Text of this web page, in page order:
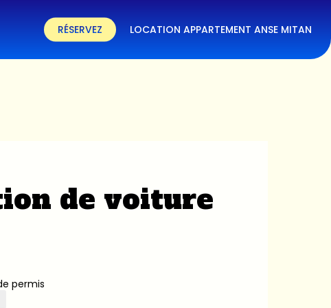
RÉSERVEZ LOCATION APPARTEMENT ANSE MITAN
de voiture
permis